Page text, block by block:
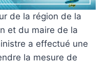
de la région de la
et du maire de la
a effectué une
la mesure de